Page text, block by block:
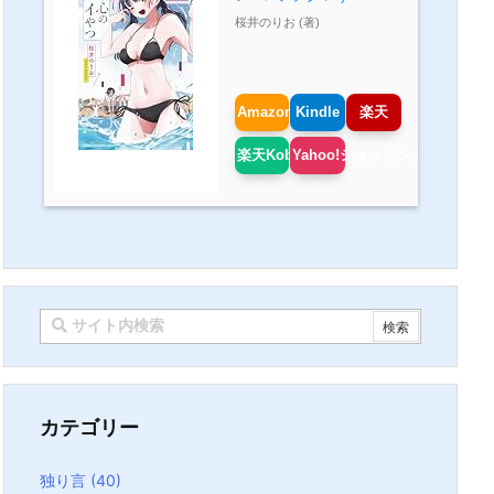
桜井のりお (著)
Amazon Kindle 楽天
楽天KoboYahoo!ショッピング
カテゴリー
独り言 (40)